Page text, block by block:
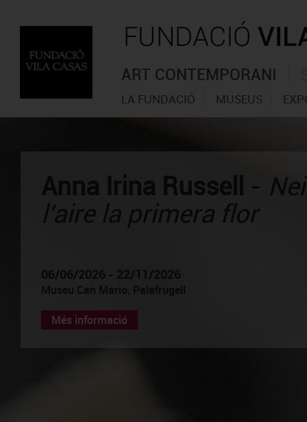
ART CONTEMPORANI
LA FUNDACIÓ MUSEUS
Anna Irina Russell -
l’aire la primera flor
06/06/2026 - 22/11/2026
Museu Can Mario, Palafrugell
Més informació